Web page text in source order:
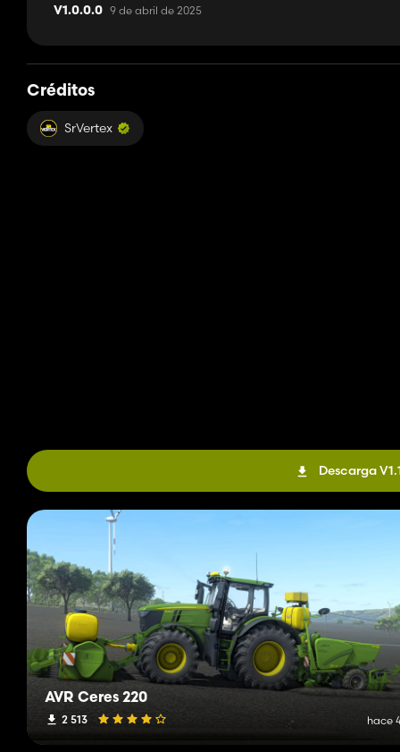
V1.0.0.0 9 de abril de 2025
Créditos
SrVertex
Descarga
AVR Ceres 220
2 513 hace